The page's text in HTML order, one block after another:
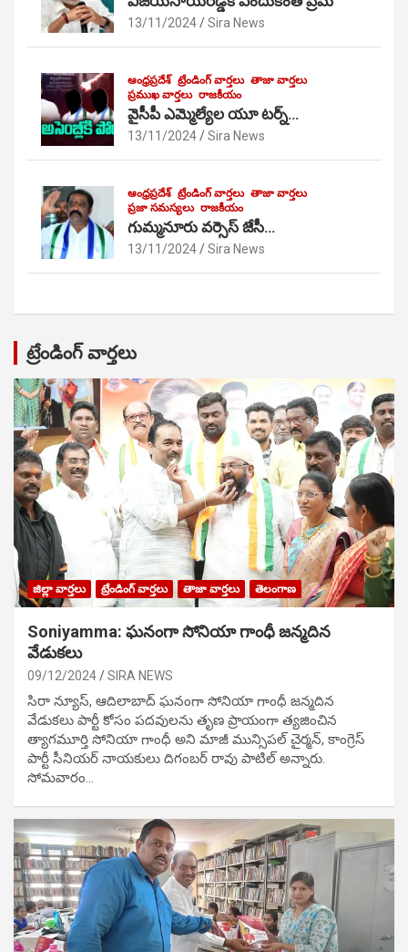
13/11/2024 Sira News
ఆంధ్రప్రదేశ్ ట్రేండింగ్ వార్తలు తాజా వార్తలు
ప్రముఖ వార్తలు రాజకీయం
వైసీపీ ఎమ్మెల్యేల యూ టర్న్…
13/11/2024 Sira News
ఆంధ్రప్రదేశ్ ట్రేండింగ్ వార్తలు తాజా వార్తలు
ప్రజా సమస్యలు రాజకీయం
గుమ్మనూరు వర్సెస్ జేసీ…
13/11/2024 Sira News
ట్రేండింగ్ వార్తలు
జిల్లా వార్తలు ట్రేండింగ్ వార్తలు తాజా వార్తలు తెలంగాణ
Soniyamma: ఘ‌నంగా సోనియా గాంధీ జ‌న్మ‌దిన
వేడుక‌లు
09/12/2024 SIRA NEWS
సిరా న్యూస్, ఆదిలాబాద్ ఘ‌నంగా సోనియా గాంధీ జ‌న్మ‌దిన
వేడుక‌లు పార్టీ కోసం ప‌ద‌వుల‌ను తృణ ప్రాయంగా త్య‌జించిన
త్యాగమూర్తి సోనియా గాంధీ అని మాజీ మున్సిప‌ల్ చైర్మ‌న్, కాంగ్రెస్
పార్టీ సీనియ‌ర్ నాయ‌కులు దిగంబ‌ర్ రావు పాటిల్ అన్నారు.
సోమవారం…